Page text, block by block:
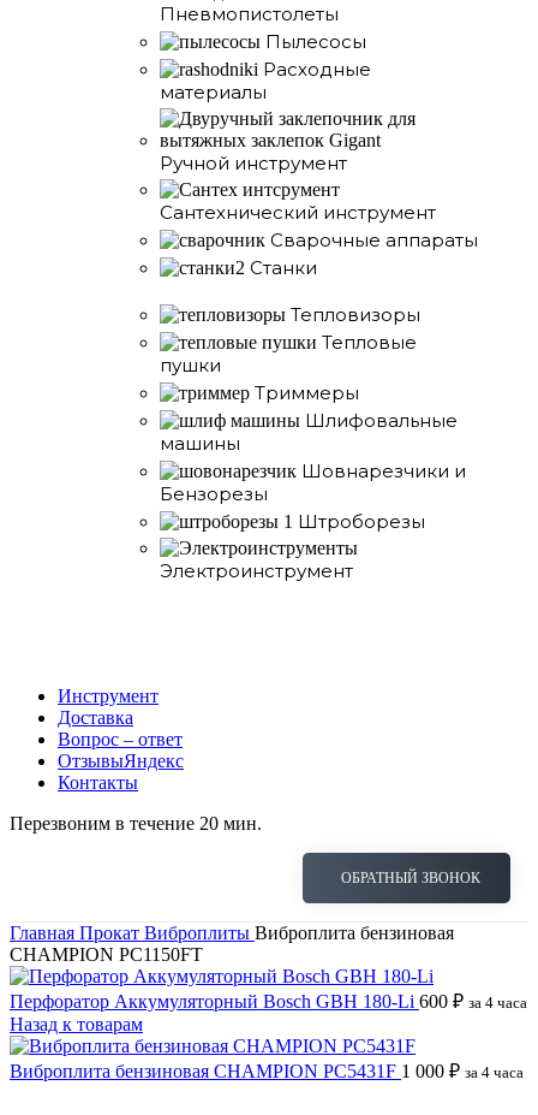
Пневмопистолеты
Пылесосы
Расходные
материалы
Ручной инструмент
Сантехнический инструмент
Сварочные аппараты
Станки
Тепловизоры
Тепловые
пушки
Триммеры
Шлифовальные
машины
Шовнарезчики и
Бензорезы
Штроборезы
Электроинструмент
Инструмент
Доставка
Вопрос – ответ
ОтзывыЯндекс
Контакты
Перезвоним в течение 20 мин.
ОБРАТНЫЙ ЗВОНОК
Главная Прокат Виброплиты Виброплита бензиновая
CHAMPION PC1150FT
Перфоратор Аккумуляторный Bosch GBH 180-Li 600 ₽ за 4 часа
Назад к товарам
Виброплита бензиновая CHAMPION PC5431F 1 000 ₽ за 4 часа